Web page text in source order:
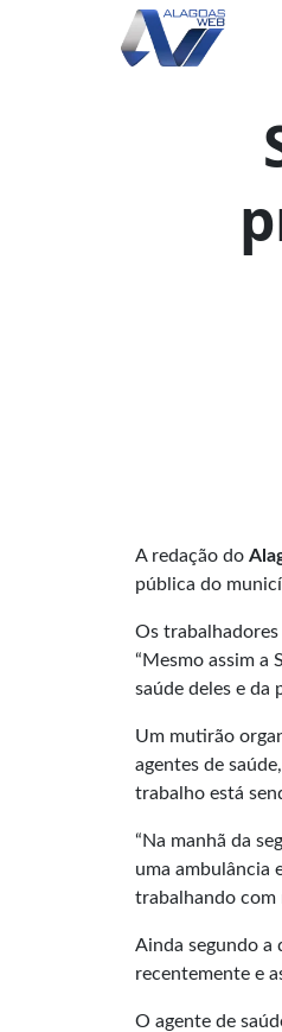
A redação do
pública do
Os trabalhadores
“Mesmo assim a
saúde deles e da
Um mutirão
agentes de
trabalho está
“Na manhã da
uma ambulância
trabalhando com
Ainda segundo a
recentemente e
O agente de